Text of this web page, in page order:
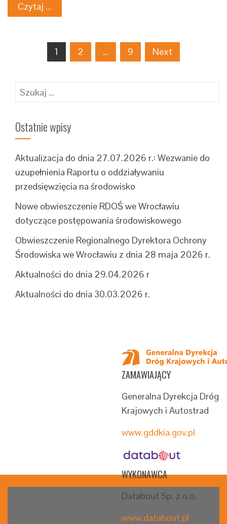
Czytaj ...
1 2 … 9 Next
Szukaj:
Ostatnie wpisy
Aktualizacja do dnia 27.07.2026 r.: Wezwanie do
uzupełnienia Raportu o oddziaływaniu
przedsięwzięcia na środowisko
Nowe obwieszczenie RDOŚ we Wrocławiu
dotyczące postępowania środowiskowego
Obwieszczenie Regionalnego Dyrektora Ochrony
Środowiska we Wrocławiu z dnia 28 maja 2026 r.
Aktualności do dnia 29.04.2026 r
Aktualności do dnia 30.03.2026 r.
ZAMAWIAJĄCY
Generalna Dyrekcja Dróg
Krajowych i Autostrad
www.gddkia.gov.pl
WYKONAWCA
Databout Sp. z o.o.
www.databout.pl